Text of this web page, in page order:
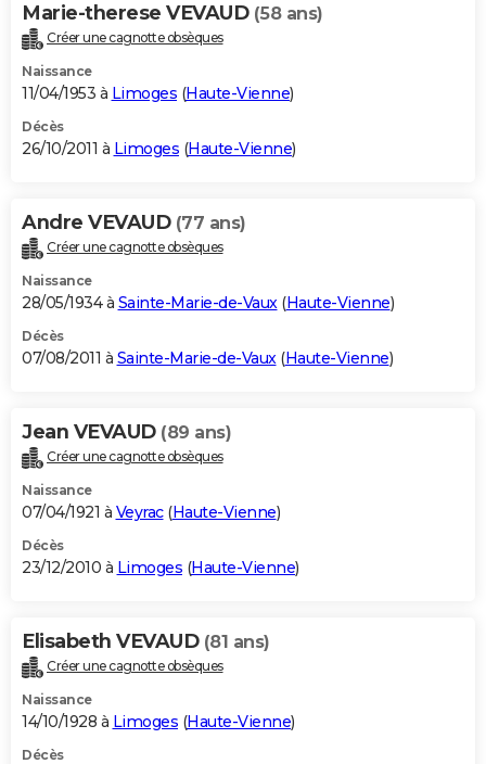
Marie-therese VEVAUD (58 ans)
Créer une cagnotte obsèques
Naissance
11/04/1953 à Limoges (Haute-Vienne)
Décès
26/10/2011 à Limoges (Haute-Vienne)
Andre VEVAUD (77 ans)
Créer une cagnotte obsèques
Naissance
28/05/1934 à Sainte-Marie-de-Vaux(Haute-Vienne)
Décès
07/08/2011 à Sainte-Marie-de-Vaux(Haute-Vienne)
Jean VEVAUD (89 ans)
Créer une cagnotte obsèques
Naissance
07/04/1921 à Veyrac(Haute-Vienne)
Décès
23/12/2010 à Limoges (Haute-Vienne)
Elisabeth VEVAUD (81 ans)
Créer une cagnotte obsèques
Naissance
14/10/1928 à Limoges (Haute-Vienne)
Décès